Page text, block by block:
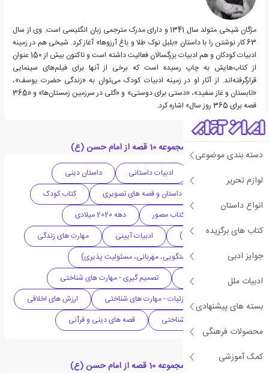
دسته بندی موضوعی
لوازم تحریر
انواع داستان
کتاب های برگزیده
جوایز ادبی
ادبیات ملل
بسته های پیشنهادی
محصولات فرهنگی
کمک آموزشی
مژگان شیخی متولد سال 1341 و دارای مدرک مترجمی زبان انگلیسی است. وی از سال
63 کار نوشتن را با داستان «بلبل نوک طلا و باغ آرزوها» آغاز کرد. شیخی هم در زمینه
ادبیات کودکان و هم ادبیات بزرگسالان فعالیت داشته است و تاکنون بیش از 150 عنوان
از کتاب‌هایش به چاپ رسیده است که برخی از آنها برای فیلم‌های سینمایی
قرارگرفته‌اند. از آثار او در زمینه ادبیات کودک می‌توان به «زندگی حضرت یوسف»،
«تابستان و غاز سفید»، «دستی برای دوستی» و «گلی در سرزمین زمستان‌ها» و «365
قصه برای 365 روز سال» اشاره کرد.
دسته بندی های کتاب مجموعه 10 قصه از امام حسن (ع)
ادبیات داستانی
داستان دینی
داستان و قصه های تصویری
کتاب کودک
کتاب مصور
دهه 2020 میلادی
کودک (۹-۱۱ سال | +9)
ادبیات آیینی
مهارت های زندگی
ارزش ها و اخلاق (راستگویی، مهربانی، مسئولیت پذیری)
آشنایی مسائل دینی
تصمیم گیری - مهارت های شناختی
مشاهده و توجه به جزئیات - مهارت های شناختی
ارزش های اخلاقی
هوش و مهارت های شناختی
قصه های دینی و قرآنی
قسمت هایی از کتاب مجموعه 10 قصه از امام حسن (ع)